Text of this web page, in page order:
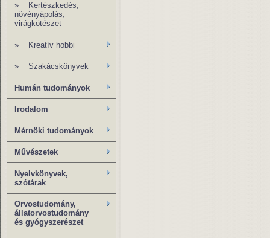
»
Kertészkedés,
növényápolás,
virágkötészet
» Kreatív hobbi
» Szakácskönyvek
Humán tudományok
Irodalom
Mérnöki tudományok
Művészetek
Nyelvkönyvek,
szótárak
Orvostudomány,
állatorvostudomány
és gyógyszerészet